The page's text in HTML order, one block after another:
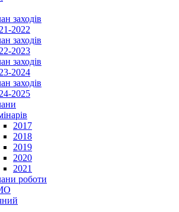
заходів
2022
заходів
2023
заходів
2024
заходів
2025
2017
2018
2019
2020
2021
роботи